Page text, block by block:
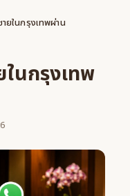
ยในกรุงเทพผ่าน
นกรุงเทพ